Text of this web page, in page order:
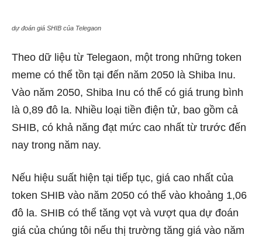
dự đoán giá SHIB của Telegaon
Theo dữ liệu từ Telegaon, một trong những token
meme có thể tồn tại đến năm 2050 là Shiba Inu.
Vào năm 2050, Shiba Inu có thể có giá trung bình
là 0,89 đô la. Nhiều loại tiền điện tử, bao gồm cả
SHIB, có khả năng đạt mức cao nhất từ ​​trước đến
nay trong năm nay.
Nếu hiệu suất hiện tại tiếp tục, giá cao nhất của
token SHIB vào năm 2050 có thể vào khoảng 1,06
đô la. SHIB có thể tăng vọt và vượt qua dự đoán
giá của chúng tôi nếu thị trường tăng giá vào năm